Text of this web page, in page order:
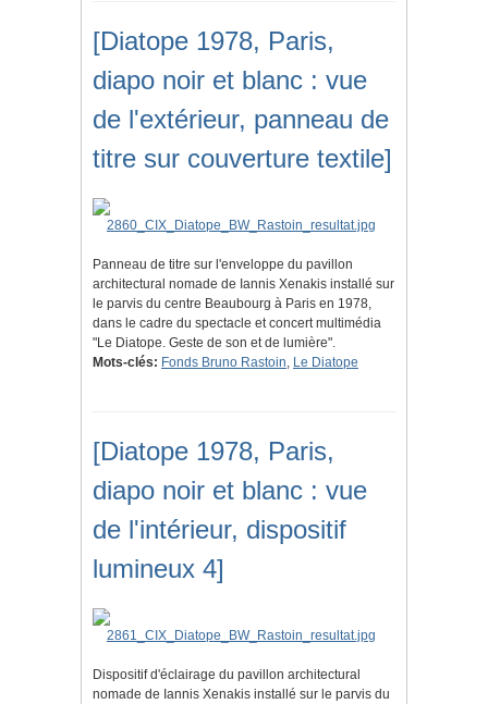
[Diatope 1978, Paris,
diapo noir et blanc : vue
de l'extérieur, panneau de
titre sur couverture textile]
Panneau de titre sur l'enveloppe du pavillon
architectural nomade de Iannis Xenakis installé sur
le parvis du centre Beaubourg à Paris en 1978,
dans le cadre du spectacle et concert multimédia
"Le Diatope. Geste de son et de lumière".
Mots-clés: Fonds Bruno Rastoin, Le Diatope
[Diatope 1978, Paris,
diapo noir et blanc : vue
de l'intérieur, dispositif
lumineux 4]
Dispositif d'éclairage du pavillon architectural
nomade de Iannis Xenakis installé sur le parvis du